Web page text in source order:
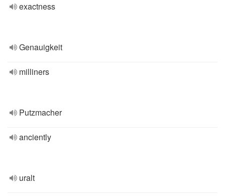
exactness
Genauigkeit
milliners
Putzmacher
anciently
uralt